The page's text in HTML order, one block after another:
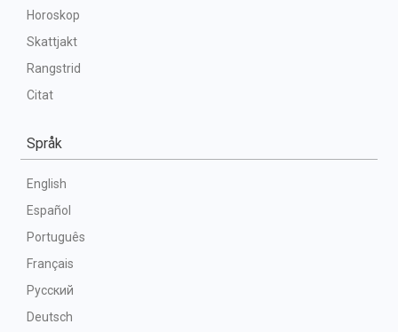
Horoskop
Skattjakt
Rangstrid
Citat
Språk
English
Español
Português
Français
Русский
Deutsch